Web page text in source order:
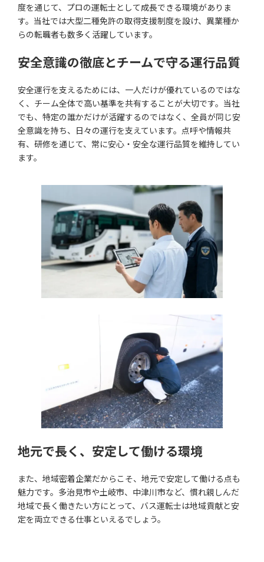
度を通じて、プロの運転士として成長できる環境がありま
す。当社では大型二種免許の取得支援制度を設け、異業種か
らの転職者も数多く活躍しています。
安全意識の徹底とチームで守る運行品質
安全運行を支えるためには、一人だけが優れているのではな
く、チーム全体で高い基準を共有することが大切です。当社
でも、特定の誰かだけが活躍するのではなく、全員が同じ安
全意識を持ち、日々の運行を支えています。点呼や情報共
有、研修を通じて、常に安心・安全な運行品質を維持してい
ます。
地元で長く、安定して働ける環境
また、地域密着企業だからこそ、地元で安定して働ける点も
魅力です。多治見市や土岐市、中津川市など、慣れ親しんだ
地域で長く働きたい方にとって、バス運転士は地域貢献と安
定を両立できる仕事といえるでしょう。